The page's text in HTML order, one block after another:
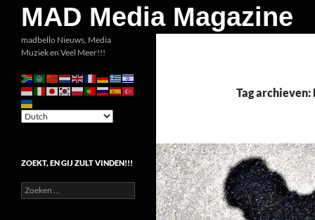
inhoud
MAD Media Magazine
Zoeken
Tag archieven:
madbello Nieuws, Media
Muziek en Veel Meer!!!
ZOEKT, EN GIJ ZULT VINDEN!!!
Zoeken
naar: